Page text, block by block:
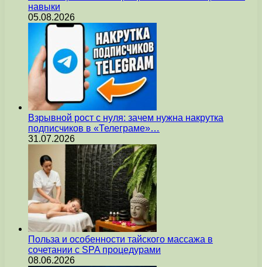
навыки
05.08.2026
Взрывной рост с нуля: зачем нужна накрутка
подписчиков в «Телеграме»…
31.07.2026
Польза и особенности тайского массажа в
сочетании с SPA процедурами
08.06.2026